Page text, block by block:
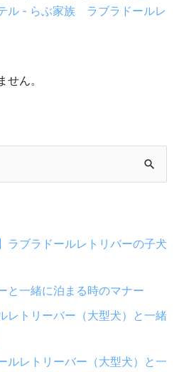
ル - らぶ家族 ラブラドールレ
せん。
ラブラドールレトリバーの子犬
と一緒に泊まる時のマナー
レトリーバー（大型犬）と一緒
ルレトリーバー（大型犬）と一